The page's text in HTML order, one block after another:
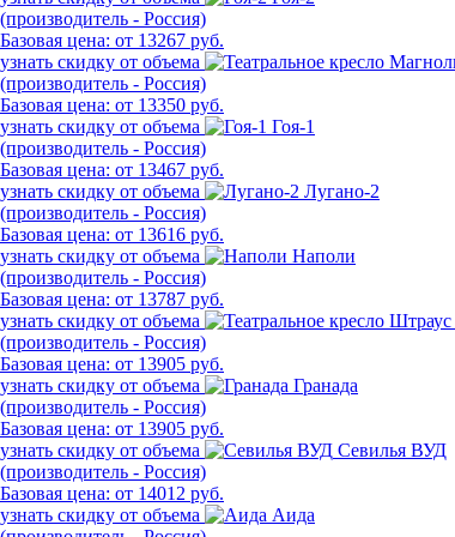
(производитель - Россия)
Базовая цена: от 13267 руб.
узнать скидку от объема
(производитель - Россия)
Базовая цена: от 13350 руб.
узнать скидку от объема
Гоя-1
(производитель - Россия)
Базовая цена: от 13467 руб.
узнать скидку от объема
Лугано-2
(производитель - Россия)
Базовая цена: от 13616 руб.
узнать скидку от объема
Наполи
(производитель - Россия)
Базовая цена: от 13787 руб.
узнать скидку от объема
(производитель - Россия)
Базовая цена: от 13905 руб.
узнать скидку от объема
Гранада
(производитель - Россия)
Базовая цена: от 13905 руб.
узнать скидку от объема
Севилья ВУД
(производитель - Россия)
Базовая цена: от 14012 руб.
узнать скидку от объема
Аида